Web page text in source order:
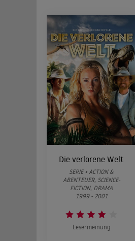
Die verlorene Welt
SERIE • ACTION &
ABENTEUER, SCIENCE-
FICTION, DRAMA
1999 - 2001
Lesermeinung